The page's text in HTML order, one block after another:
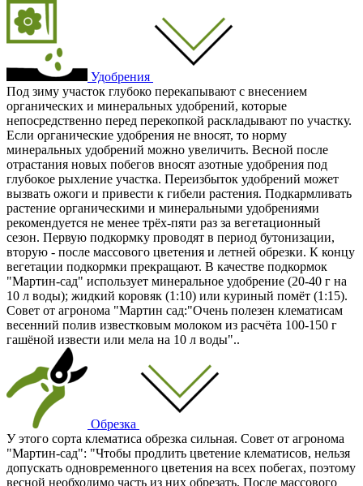
Удобрения
Под зиму участок глубоко перекапывают с внесением
органических и минеральных удобрений, которые
непосредственно перед перекопкой раскладывают по участку.
Если органические удобрения не вносят, то норму
минеральных удобрений можно увеличить. Весной после
отрастания новых побегов вносят азотные удобрения под
глубокое рыхление участка. Переизбыток удобрений может
вызвать ожоги и привести к гибели растения. Подкармливать
растение органическими и минеральными удобрениями
рекомендуется не менее трёх-пяти раз за вегетационный
сезон. Первую подкормку проводят в период бутонизации,
вторую - после массового цветения и летней обрезки. К концу
вегетации подкормки прекращают. В качестве подкормок
"Мартин-сад" использует минеральное удобрение (20-40 г на
10 л воды); жидкий коровяк (1:10) или куриный помёт (1:15).
Совет от агронома "Мартин сад:"Очень полезен клематисам
весенний полив известковым молоком из расчёта 100-150 г
гашёной извести или мела на 10 л воды"..
Обрезка
У этого сорта клематиса обрезка сильная. Совет от агронома
"Мартин-сад": "Чтобы продлить цветение клематисов, нельзя
допускать одновременного цветения на всех побегах, поэтому
весной необходимо часть из них обрезать. После массового